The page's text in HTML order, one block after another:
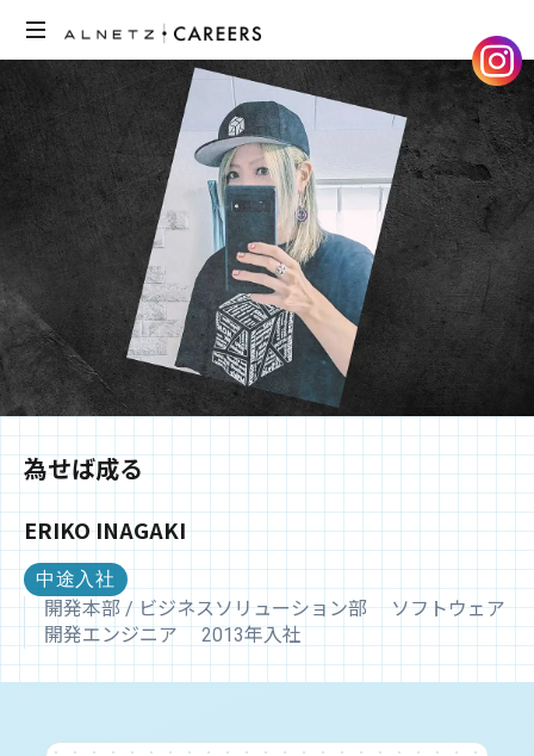
ア
ネ
ッ
ツ
の
採
ト
で
す。
メ
バ
ー
の
紹
介
を
中
に、
為せば成る
ERIKO INAGAKI
中途入社
開発本部 / ビジネスソリューション部 ソフトウェア
開発エンジニア 2013年入社